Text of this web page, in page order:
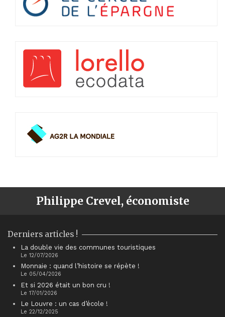
Philippe Crevel, économiste
Derniers articles !
La double vie des communes touristiques
Le 12/07/2026
Monnaie : quand l’histoire se répète !
Le 05/04/2026
Et si 2026 était un bon cru !
Le 17/01/2026
Le Louvre : un cas d’école !
Le 22/12/2025